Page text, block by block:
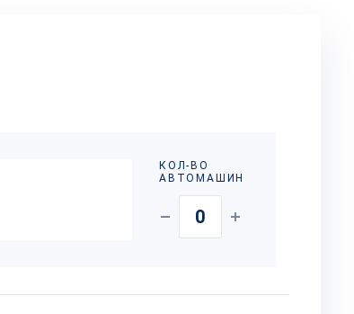
КОЛ-ВО
АВТОМАШИН